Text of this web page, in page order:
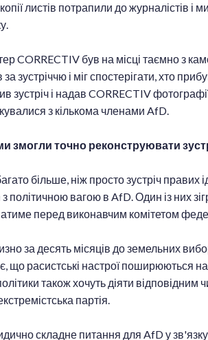
листів потрапили до журналістів і
CORRECTIV був на місці таємно з
зустріччю і міг спостерігати, хто
зустріч і надав CORRECTIV
з кількома членами AfD.
змогли точно реконструювати
більше, ніж просто зустріч правих
політичною вагою в AfD. Один із них
перед виконавчим комітетом
за десять місяців до земельних
що расистські настрої поширюються
також хочуть діяти
партія.
складне питання для AfD у